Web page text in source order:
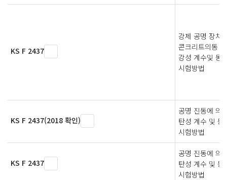
KS F 2437
강제 공명 장치
콘크리트의동
강성 계수및 동
시험방법
KS F 2437(2018 확인)
공명 진동에 의
탄성 계수 및 동
시험방법
KS F 2437
공명 진동에 의
탄성 계수 및 동
시험방법